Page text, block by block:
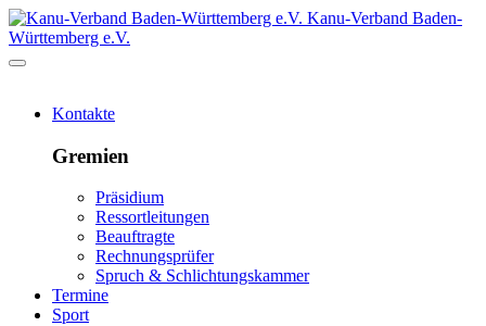
Kanu-Verband Baden-
Württemberg e.V.
Kontakte
Gremien
Präsidium
Ressortleitungen
Beauftragte
Rechnungsprüfer
Spruch & Schlichtungskammer
Termine
Sport